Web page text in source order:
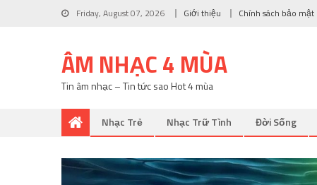
Friday, August 07, 2026 Giới thiệu Chính sách bảo mật
ÂM NHẠC 4 MÙA
Tin âm nhạc – Tin tức sao Hot 4 mùa
Nhạc Trẻ Nhạc Trữ Tình Đời Sống